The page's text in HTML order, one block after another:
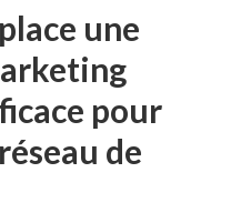
une
pour
de